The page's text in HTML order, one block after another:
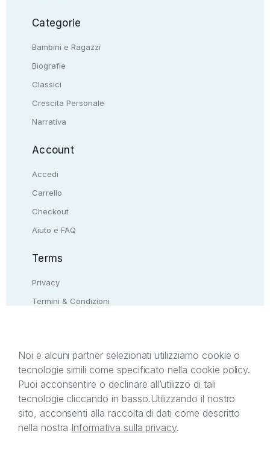
Categorie
Bambini e Ragazzi
Biografie
Classici
Crescita Personale
Narrativa
Account
Accedi
Carrello
Checkout
Aiuto e FAQ
Terms
Privacy
Termini & Condizioni
Il presente sito web è di proprietà di StreetLib S.r.l.
titolare di tutti i diritti di proprietà intellettuale
afferenti ai marchi, loghi e segni distintivi presenti
sul sito web. Si invita l’utente a prendere visione
Noi e alcuni partner selezionati utilizziamo cookie o
tecnologie simili come specificato nella cookie policy.
Puoi acconsentire o declinare all’utilizzo di tali
tecnologie cliccando in basso.Utilizzando il nostro
sito, acconsenti alla raccolta di dati come descritto
nella nostra Informativa sulla privacy.